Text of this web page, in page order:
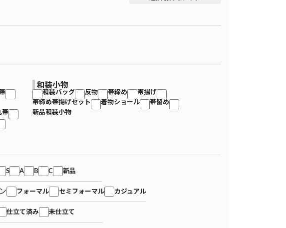
帯
和装小物
和装バッグ 反物 帯締め
帯揚げ
帯締め帯揚げセット
着物ショール
帯留め
新品和装小物
S A B C 新品
フォーマル セミフォーマル カジュアル
仕立て済み 未仕立て